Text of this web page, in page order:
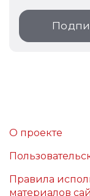
О проекте
Правила
материалов